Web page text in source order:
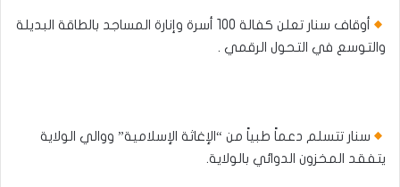
أوقاف سنار تعلن كفالة 100 أسرة وإنارة المساجد بالطاقة البديلة
والتوسع في التحول الرقمي .
سنار تتسلم دعماً طبياً من “الإغاثة الإسلامية” ووالي الولاية
يتفقد المخزون الدوائي بالولاية.